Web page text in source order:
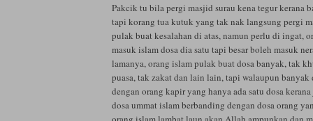
Pakcik tu bila pergi masjid surau kena tegur kerana
tapi korang tua kutuk yang tak nak langsung pergi
pulak buat kesalahan di atas, namun perlu di ingat,
masuk islam dosa dia satu tapi besar boleh masuk
lamanya, orang islam pulak buat dosa banyak, tak
puasa, tak zakat dan lain lain, tapi walaupun banyak
dengan orang kapir yang hanya ada satu dosa
dosa ummat islam berbanding dengan dosa orang